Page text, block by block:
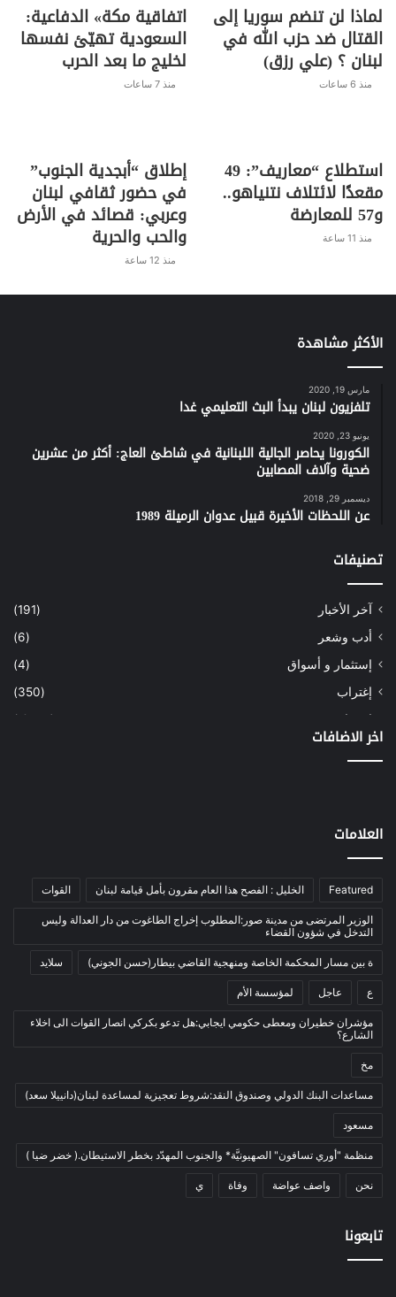
لماذا لن تنضم سوريا إلى
القتال ضد حزب الله في
لبنان ؟ (علي رزق)
منذ 6 ساعات
اتفاقية مكة» الدفاعية:
السعودية تهيّئ نفسها
لخليج ما بعد الحرب
منذ 7 ساعات
استطلاع “معاريف”: 49
مقعدًا لائتلاف نتنياهو..
و57 للمعارضة
منذ 11 ساعة
إطلاق “أبجدية الجنوب”
في حضور ثقافي لبنان
وعربي: قصائد في الأرض
والحب والحرية
منذ 12 ساعة
الأكثر مشاهدة
مارس 19, 2020
تلفزيون لبنان يبدأ البث التعليمي غدا
يونيو 23, 2020
الكورونا يحاصر الجالية اللبنانية في شاطئ العاج: أكثر من عشرين
ضحية وآلاف المصابين
ديسمبر 29, 2018
عن اللحظات الأخيرة قبيل عدوان الرميلة 1989
تصنيفات
آخر الأخبار
(191)
أدب وشعر
(6)
إستثمار و أسواق
(4)
إغتراب
(350)
إقتصاد
(1٬039)
دراسة
طاقة
مصارف
موازنة
نفط
اتصالات
اخبار مصورة
(100)
العالم العربي
المحكمة الخاصة
(11)
بيئة
ثقافة
(1٬228)
أدب وشعر
بروفايل
اخر الاضافات
العلامات
Featured الخليل : الفصح هذا العام مقرون بأمل قيامة لبنان القوات
الوزير المرتضى من مدينة صور:المطلوب إخراج الطاغوت من دار العدالة وليس
التدخل في شؤون القضاء
ة بين مسار المحكمة الخاصة ومنهجية القاضي بيطار(حسن الجوني) سلايد
ع عاجل لمؤسسة الأم
مؤشران خطيران ومعطى حكومي ايجابي:هل تدعو بكركي انصار القوات الى اخلاء
الشارع؟
مخ
مساعدات البنك الدولي وصندوق النقد:شروط تعجيزية لمساعدة لبنان(دانييلا سعد)
مسعود
منظمة "أوري تسافون" الصهيونيَّة* والجنوب المهدّد بخطر الاستيطان.( خضر ضيا )
نحن واصف عواضة وفاة ي
تابعونا